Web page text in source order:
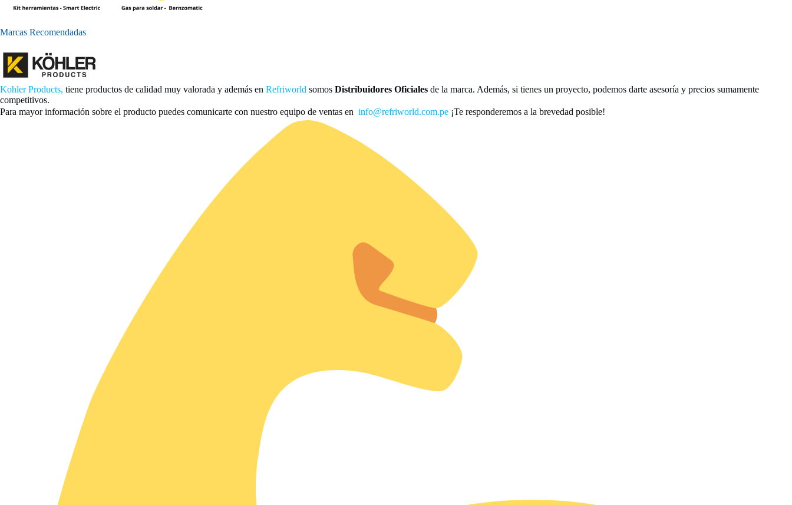
Marcas Recomendadas
Kohler Products, tiene productos de calidad muy valorada y además en Refriworld somos Distribuidores Oficiales de la marca. Además, si tienes un proyecto, podemos darte asesoría y precios sumamente
competitivos.
Para mayor información sobre el producto puedes comunicarte con nuestro equipo de ventas en info@refriworld.com.pe ¡Te responderemos a la brevedad posible!